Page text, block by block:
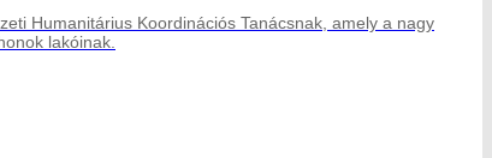
Humanitárius Koordinációs Tanácsnak, amely a nagy
lakóinak.